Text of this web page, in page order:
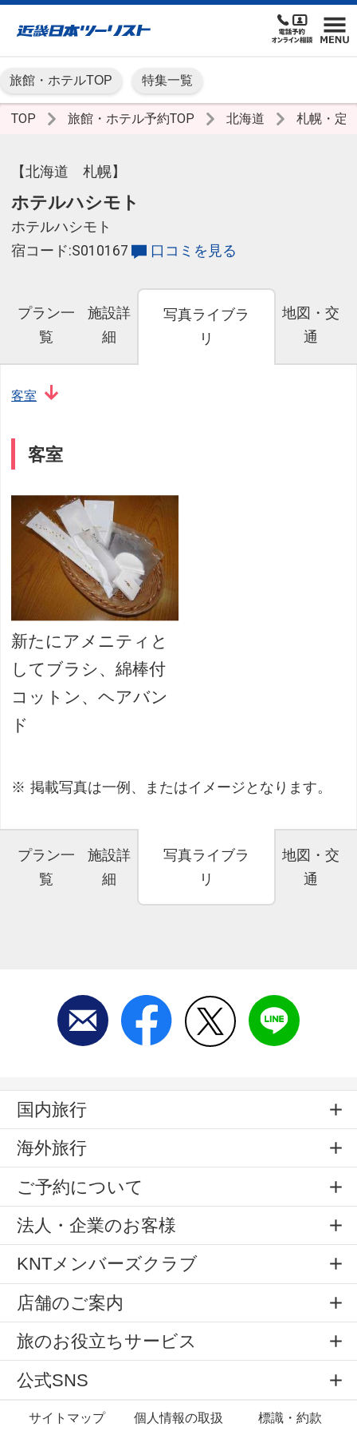
旅館・ホテルTOP 特集一覧
TOP 旅館・ホテル予約TOP 北海道 札幌・定
【北海道 札幌】
ホテルハシモト
ホテルハシモト
宿コード:S010167
口コミを見る
プラン一
覧
施設詳
細
写真ライブラ
リ
地図・交
通
客室
客室
新たにアメニティと
してブラシ、綿棒付
コットン、ヘアバン
ド
掲載写真は一例、またはイメージとなります。
プラン一
覧
施設詳
細
写真ライブラ
リ
地図・交
通
国内旅行
海外旅行
ご予約について
法人・企業のお客様
KNTメンバーズクラブ
店舗のご案内
旅のお役立ちサービス
公式SNS
サイトマップ 個人情報の取扱 標識・約款